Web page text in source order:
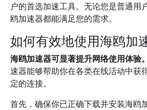
户的首选加速工具。无论您是普通用
鸥加速器都能满足您的需求。
如何有效地使用海鸥加
海鸥加速器可显著提升网络使用体验。
速器能够帮助你在各类在线活动中获
定的连接。
首先，确保你已正确下载并安装海鸥